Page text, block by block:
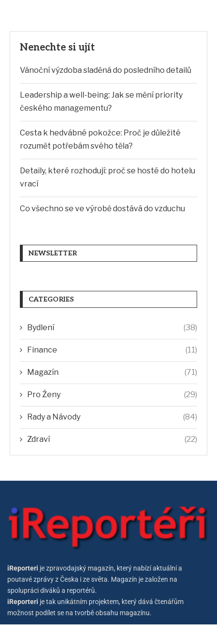
Nenechte si ujít
Vánoční výzdoba sladěná do posledního detailů
Leadership a well-being: Jak se mění priority
českého managementu?
Cesta k hedvábné pokožce: Proč je důležité
rozumět potřebám svého těla?
Detaily, které rozhodují: proč se hosté do hotelu
vrací
Co všechno se ve výrobě dostává do vzduchu
NEWSLETTER
CATEGORIES
Bydlení (38)
Finance (11)
Magazín (71)
Pro Ženy (29)
Rady a Návody (84)
Zdraví (22)
iReporteri je zpravodajský magazín, který nabízí aktuální a
poutavé zprávy z Česka i ze světa. Magazín je založen na
spolupráci diváků a reportérů.
iReporteri je tak unikátním projektem, který dává čtenářům
možnost podílet se na tvorbě obsahu magazínu.